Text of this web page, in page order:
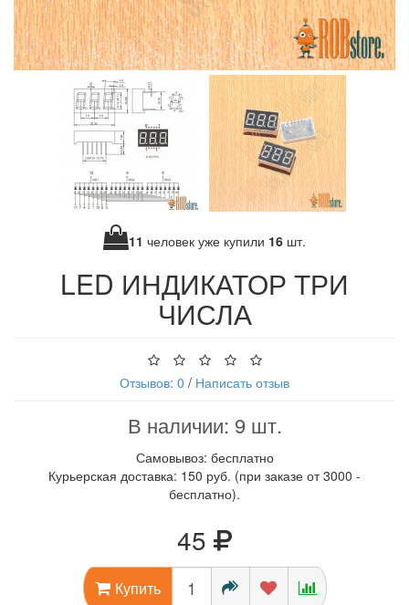
11 человек уже купили 16 шт.
LED ИНДИКАТОР ТРИ
ЧИСЛА
Отзывов: 0 / Написать отзыв
В наличии: 9 шт.
Самовывоз: бесплатно
Курьерская доставка: 150 руб. (при заказе от 3000 -
бесплатно).
45
Купить